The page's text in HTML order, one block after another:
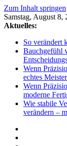
Zum Inhalt springen
Samstag, August 8,
Aktuelles:
So verändert
Bauchgefühl
Wenn
echtes
Wenn
moderne
Wie stabile
verändern –